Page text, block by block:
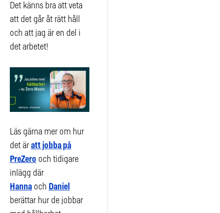
Det känns bra att veta
att det går åt rätt håll
och att jag är en del i
det arbetet!
Läs gärna mer om hur
det är att jobba på
PreZero och tidigare
inlägg där
Hanna och Daniel
berättar hur de jobbar